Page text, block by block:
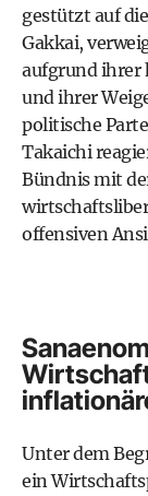
gestützt auf
Gakkai,
aufgrund ihrer
und ihrer
politische
Takaichi
Bündnis mit
offensiven
Unter dem
ein